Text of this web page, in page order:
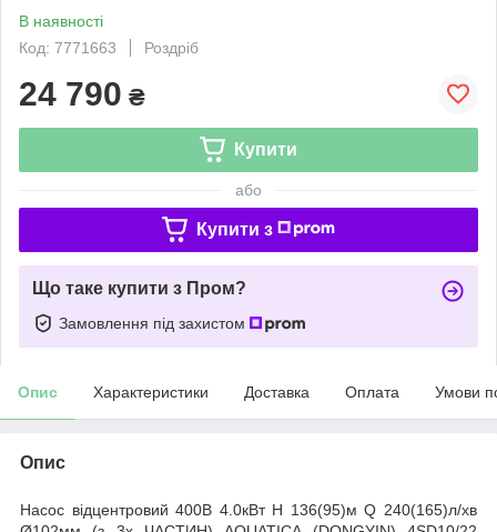
В наявності
Код: 7771663
Роздріб
24 790 ₴
Купити
або
Купити з
Що таке купити з Пром?
Замовлення під захистом
Опис Характеристики Доставка Оплата Умови
Опис
Насос відцентровий 400В 4.0кВт H 136(95)м Q 240(165)л/хв